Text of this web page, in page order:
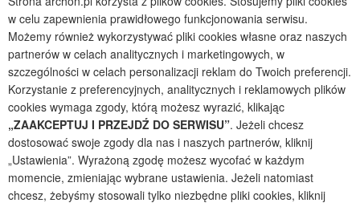
w celu zapewnienia prawidłowego funkcjonowania serwisu.
Możemy również wykorzystywać pliki cookies własne oraz naszych
partnerów w celach analitycznych i marketingowych, w
szczególności w celach personalizacji reklam do Twoich preferencji.
Korzystanie z preferencyjnych, analitycznych i reklamowych plików
cookies wymaga zgody, którą możesz wyrazić, klikając
„ZAAKCEPTUJ I PRZEJDŹ DO SERWISU”. Jeżeli chcesz
dostosować swoje zgody dla nas i naszych partnerów, kliknij
„Ustawienia”. Wyrażoną zgodę możesz wycofać w każdym
momencie, zmieniając wybrane ustawienia. Jeżeli natomiast
chcesz, żebyśmy stosowali tylko niezbędne pliki cookies, kliknij